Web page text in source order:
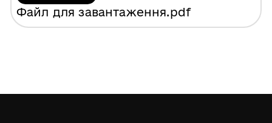
Файл для завантаження.pdf